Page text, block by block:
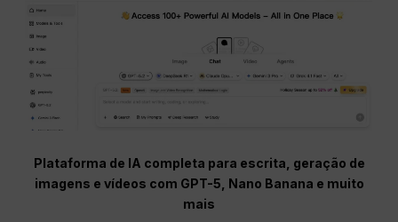
Plataforma de IA completa para escrita, geração de
imagens e vídeos com GPT-5, Nano Banana e muito
mais